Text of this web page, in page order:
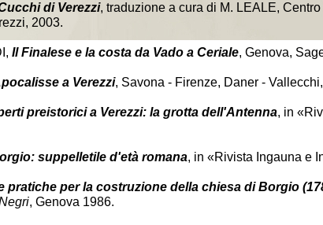
di Verezzi, traduzione a cura di M. LEALE,
2003.
Il Finalese e la costa da Vado a Ceriale, Genova,
a Verezzi, Savona - Firenze, Daner -
preistorici a Verezzi: la grotta dell'Antenna, in
suppelletile d'età romana, in «Rivista Ingauna e
pratiche per la costruzione della chiesa di Borgio
, Genova 1986.